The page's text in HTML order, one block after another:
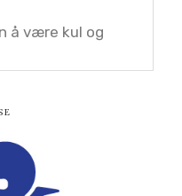
å være kul og